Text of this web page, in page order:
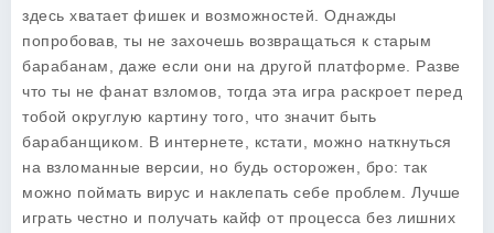
здесь хватает фишек и возможностей. Однажды
попробовав, ты не захочешь возвращаться к старым
барабанам, даже если они на другой платформе. Разве
что ты не фанат взломов, тогда эта игра раскроет перед
тобой округлую картину того, что значит быть
барабанщиком. В интернете, кстати, можно наткнуться
на взломанные версии, но будь осторожен, бро: так
можно поймать вирус и наклепать себе проблем. Лучше
играть честно и получать кайф от процесса без лишних